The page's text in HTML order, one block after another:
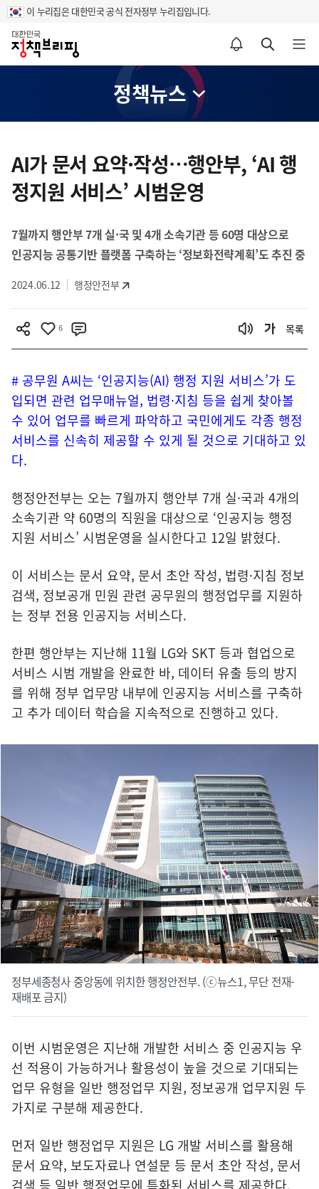
이 누리집은 대한민국 공식 전자정부 누리집입니다.
홈
알림설정 바로가기 검색 바로가기 메뉴 열기
정책뉴스
츠
영
AI가 문서 요약·작성…행안부, ‘AI 행
정지원 서비스’ 시범운영
7월까지 행안부 7개 실·국 및 4개 소속기관 등 60명 대상으로
인공지능 공통기반 플랫폼 구축하는 ‘정보화전략계획’도 추진 중
2024.06.12 행정안전부
6 목록
# 공무원 A씨는 ‘인공지능(AI) 행정 지원 서비스’가 도
입되면 관련 업무매뉴얼, 법령·지침 등을 쉽게 찾아볼
수 있어 업무를 빠르게 파악하고 국민에게도 각종 행정
서비스를 신속히 제공할 수 있게 될 것으로 기대하고 있
다.
행정안전부는 오는 7월까지 행안부 7개 실·국과 4개의
소속기관 약 60명의 직원을 대상으로 ‘인공지능 행정
지원 서비스’ 시범운영을 실시한다고 12일 밝혔다.
이 서비스는 문서 요약, 문서 초안 작성, 법령·지침 정보
검색, 정보공개 민원 관련 공무원의 행정업무를 지원하
는 정부 전용 인공지능 서비스다.
한편 행안부는 지난해 11월 LG와 SKT 등과 협업으로
서비스 시범 개발을 완료한 바, 데이터 유출 등의 방지
를 위해 정부 업무망 내부에 인공지능 서비스를 구축하
고 추가 데이터 학습을 지속적으로 진행하고 있다.
정부세종청사 중앙동에 위치한 행정안전부. (ⓒ뉴스1, 무단 전재-
재배포 금지)
이번 시범운영은 지난해 개발한 서비스 중 인공지능 우
선 적용이 가능하거나 활용성이 높을 것으로 기대되는
업무 유형을 일반 행정업무 지원, 정보공개 업무지원 두
가지로 구분해 제공한다.
먼저 일반 행정업무 지원은 LG 개발 서비스를 활용해
문서 요약, 보도자료나 연설문 등 문서 초안 작성, 문서
검색 등 일반 행정업무에 특화된 서비스를 제공한다.